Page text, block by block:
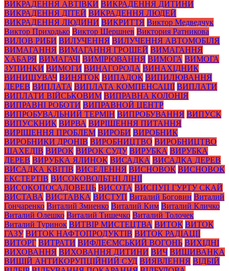
ВИКРАДЕННЯ АВТІВКИ ВИКРАДЕННЯ ДИТИНИ
ВИКРАДЕННЯ ДІТЕЙ ВИКРАДЕННЯ ЛЮДЕЙ
ВИКРАДЕННЯ ЛЮДИНИ ВИКРИТТЯ Виктор Медведчук
Виктор Приходько Виктор Шершнев Виктория Ратникова
ВИЛОВ РИБИ ВИЛУЧЕННЯ ВИЛУЧЕННЯ АВТОМОБІЛЯ
ВИМАГАННЯ ВИМАГАННЯ ГРОШЕЙ ВИМАГАННЯ
ХАБАРЯ ВИМАГАЧІ ВИМІРЮВАННЯ ВИМОГА ВИМОГА
ЗУПИНКИ ВИМОГИ ВИНАГОРОДА ВИНАХІДНИК
ВИНИЩУВАЧ ВИНЯТОК ВИПАДОК ВИПИЛЮВАННЯ
ДЕРЕВ ВИПЛАТА ВИПЛАТА КОМПЕНСАЦІЇ ВИПЛАТИ
ВИПЛАТИ ВІЙСЬКОВИМ ВИПРАВНА КОЛОНІЯ
ВИПРАВНІ РОБОТИ ВИПРАВНОЙ ЦЕНТР
ВИПРОБУВАЛЬНИЙ ТЕРМІН ВИПРОБУВАННЯ ВИПУСК
ВИПУСКНИК ВИРВА ВИРІШЕННЯ ПИТАННЯ
ВИРІШЕННЯ ПРОБЛЕМ ВИРОБИ ВИРОБНИК
ВИРОБНИКИ ДРОНІВ ВИРОБНИЦТВО ВИРОБНИЦТВО
ШАХЕДІВ ВИРОК ВИРОК СУДУ ВИРУБКА ВИРУБКА
ДЕРЕВ ВИРУБКА ЯЛИНОК ВИСАДКА ВИСАДКА ДЕРЕВ
ВИСАДКА КВІТІВ ВИСЕЛЕННЯ ВИСНОВОК ВИСНОВОК
ЕКСТЕРТІВ ВИСОКОВОЛЬТНІ ЛІНІЇ
ВИСОКОПОСАДОВЕЦЬ ВИСОТА ВИСПУП ГУРТУ СКАЙ
ВИСТАВА ВИСТАВКА ВИСТУП Виталий Боговин Виталий
Гончаренко Виталий Змиенко Виталий Ким Виталий Кличко
Виталий Олешко Виталий Тишечко Виталий Толочек
Виталий Туринок ВИТВІР МИСТЕЦТВА ВИТОК ВИТОК
ГАЗУ ВИТОК НАФТОПРОДУКТІВ ВИТОК РАДІАЦІЇ
ВИТОРГ ВИТРАТИ ВИФЛЕЄМСЬКИЙ ВОГОНЬ ВИХІДНІ
ВИХОВАННЯ ВИХОВАННЯ ДИТИНИ ВИЧ ВИШИВАНКА
ВИЩІЙ АНТИКОРУПЦІЙНИЙ СУД ВИЯВЛЕННЯ ВІДБІЙ